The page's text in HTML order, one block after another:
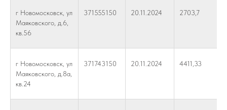
г Новомосковск, ул
Маяковского, д.6,
кв.56
371555150 20.11.2024 2703,7
г Новомосковск, ул
Маяковского, д.8а,
кв.24
371743150 20.11.2024 4411,33